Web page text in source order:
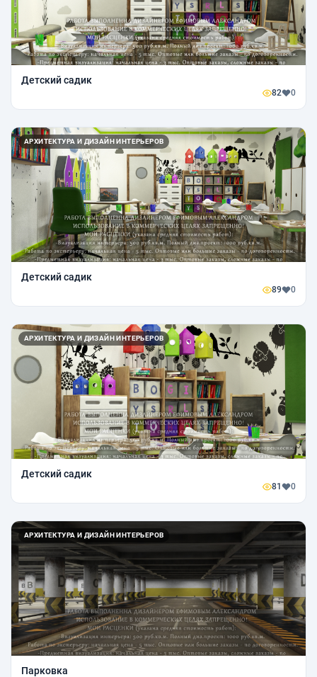
Детский садик
82 0
АРХИТЕКТУРА И ДИЗАЙН ИНТЕРЬЕРОВ
Детский садик
89 0
АРХИТЕКТУРА И ДИЗАЙН ИНТЕРЬЕРОВ
Детский садик
81 0
АРХИТЕКТУРА И ДИЗАЙН ИНТЕРЬЕРОВ
Парковка